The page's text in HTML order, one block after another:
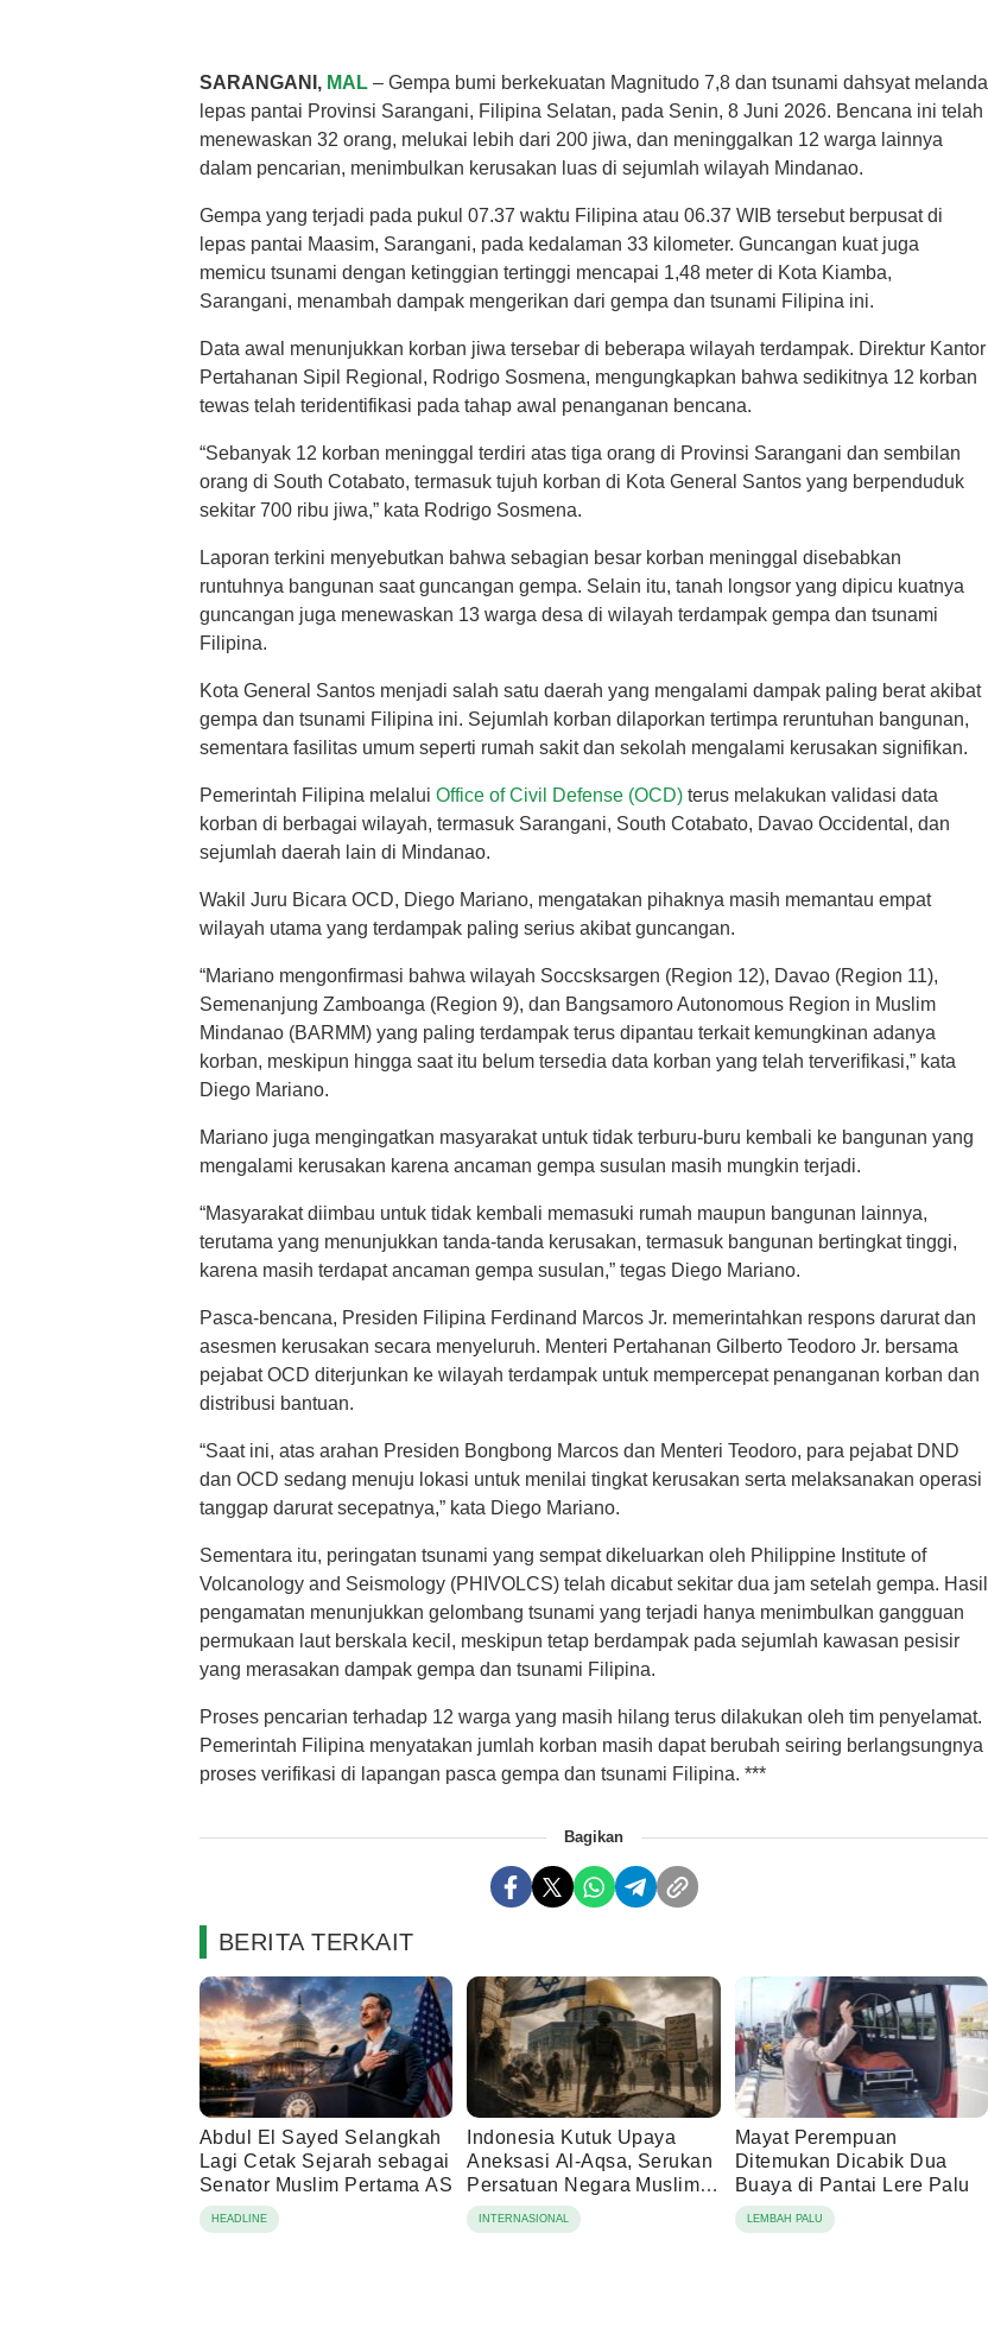
SARANGANI, MAL – Gempa bumi berkekuatan Magnitudo 7,8 dan tsunami dahsyat melanda
lepas pantai Provinsi Sarangani, Filipina Selatan, pada Senin, 8 Juni 2026. Bencana ini telah
menewaskan 32 orang, melukai lebih dari 200 jiwa, dan meninggalkan 12 warga lainnya
dalam pencarian, menimbulkan kerusakan luas di sejumlah wilayah Mindanao.
Gempa yang terjadi pada pukul 07.37 waktu Filipina atau 06.37 WIB tersebut berpusat di
lepas pantai Maasim, Sarangani, pada kedalaman 33 kilometer. Guncangan kuat juga
memicu tsunami dengan ketinggian tertinggi mencapai 1,48 meter di Kota Kiamba,
Sarangani, menambah dampak mengerikan dari gempa dan tsunami Filipina ini.
Data awal menunjukkan korban jiwa tersebar di beberapa wilayah terdampak. Direktur Kantor
Pertahanan Sipil Regional, Rodrigo Sosmena, mengungkapkan bahwa sedikitnya 12 korban
tewas telah teridentifikasi pada tahap awal penanganan bencana.
“Sebanyak 12 korban meninggal terdiri atas tiga orang di Provinsi Sarangani dan sembilan
orang di South Cotabato, termasuk tujuh korban di Kota General Santos yang berpenduduk
sekitar 700 ribu jiwa,” kata Rodrigo Sosmena.
Laporan terkini menyebutkan bahwa sebagian besar korban meninggal disebabkan
runtuhnya bangunan saat guncangan gempa. Selain itu, tanah longsor yang dipicu kuatnya
guncangan juga menewaskan 13 warga desa di wilayah terdampak gempa dan tsunami
Filipina.
Kota General Santos menjadi salah satu daerah yang mengalami dampak paling berat akibat
gempa dan tsunami Filipina ini. Sejumlah korban dilaporkan tertimpa reruntuhan bangunan,
sementara fasilitas umum seperti rumah sakit dan sekolah mengalami kerusakan signifikan.
Pemerintah Filipina melalui Office of Civil Defense (OCD) terus melakukan validasi data
korban di berbagai wilayah, termasuk Sarangani, South Cotabato, Davao Occidental, dan
sejumlah daerah lain di Mindanao.
Wakil Juru Bicara OCD, Diego Mariano, mengatakan pihaknya masih memantau empat
wilayah utama yang terdampak paling serius akibat guncangan.
“Mariano mengonfirmasi bahwa wilayah Soccsksargen (Region 12), Davao (Region 11),
Semenanjung Zamboanga (Region 9), dan Bangsamoro Autonomous Region in Muslim
Mindanao (BARMM) yang paling terdampak terus dipantau terkait kemungkinan adanya
korban, meskipun hingga saat itu belum tersedia data korban yang telah terverifikasi,” kata
Diego Mariano.
Mariano juga mengingatkan masyarakat untuk tidak terburu-buru kembali ke bangunan yang
mengalami kerusakan karena ancaman gempa susulan masih mungkin terjadi.
“Masyarakat diimbau untuk tidak kembali memasuki rumah maupun bangunan lainnya,
terutama yang menunjukkan tanda-tanda kerusakan, termasuk bangunan bertingkat tinggi,
karena masih terdapat ancaman gempa susulan,” tegas Diego Mariano.
Pasca-bencana, Presiden Filipina Ferdinand Marcos Jr. memerintahkan respons darurat dan
asesmen kerusakan secara menyeluruh. Menteri Pertahanan Gilberto Teodoro Jr. bersama
pejabat OCD diterjunkan ke wilayah terdampak untuk mempercepat penanganan korban dan
distribusi bantuan.
“Saat ini, atas arahan Presiden Bongbong Marcos dan Menteri Teodoro, para pejabat DND
dan OCD sedang menuju lokasi untuk menilai tingkat kerusakan serta melaksanakan operasi
tanggap darurat secepatnya,” kata Diego Mariano.
Sementara itu, peringatan tsunami yang sempat dikeluarkan oleh Philippine Institute of
Volcanology and Seismology (PHIVOLCS) telah dicabut sekitar dua jam setelah gempa. Hasil
pengamatan menunjukkan gelombang tsunami yang terjadi hanya menimbulkan gangguan
permukaan laut berskala kecil, meskipun tetap berdampak pada sejumlah kawasan pesisir
yang merasakan dampak gempa dan tsunami Filipina.
Proses pencarian terhadap 12 warga yang masih hilang terus dilakukan oleh tim penyelamat.
Pemerintah Filipina menyatakan jumlah korban masih dapat berubah seiring berlangsungnya
proses verifikasi di lapangan pasca gempa dan tsunami Filipina. ***
Bagikan
BERITA TERKAIT
Abdul El Sayed Selangkah
Lagi Cetak Sejarah sebagai
Senator Muslim Pertama AS
HEADLINE
Indonesia Kutuk Upaya
Aneksasi Al-Aqsa, Serukan
Persatuan Negara Muslim
Bela Palestina
INTERNASIONAL
Mayat Perempuan
Ditemukan Dicabik Dua
Buaya di Pantai Lere Palu
LEMBAH PALU